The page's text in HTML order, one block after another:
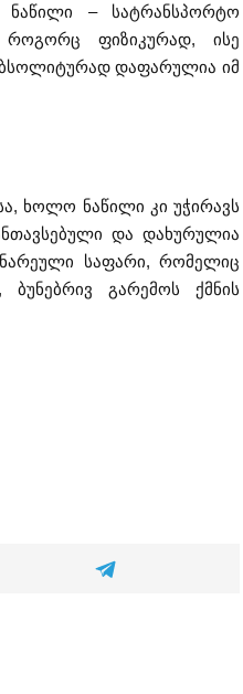
– სატრანსპორტო
როგორც ფიზიკურად, ისე
დაფარულია იმ
ხოლო ნაწილი კი უჭირავს
და დახურულია
საფარი, რომელიც
ბუნებრივ გარემოს ქმნის